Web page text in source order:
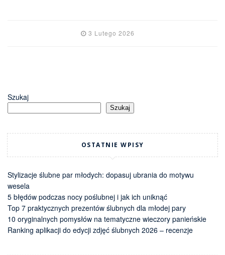
3 Lutego 2026
Szukaj
Szukaj
OSTATNIE WPISY
Stylizacje ślubne par młodych: dopasuj ubrania do motywu
wesela
5 błędów podczas nocy poślubnej i jak ich uniknąć
Top 7 praktycznych prezentów ślubnych dla młodej pary
10 oryginalnych pomysłów na tematyczne wieczory panieńskie
Ranking aplikacji do edycji zdjęć ślubnych 2026 – recenzje